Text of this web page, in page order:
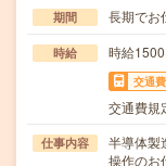
期間 長期でお
時給 時給
交通費
交通費規
仕事内容
半導体製
操作のお